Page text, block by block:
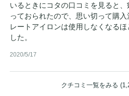
いるときにコタの口コミを見ると
っておられたので、思い切って購
レートアイロンは使用しなくなる
した。
2020/5/17
クチコミ一覧をみる